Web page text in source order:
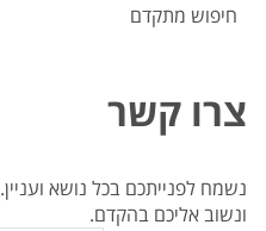
חיפוש מתקדם
מוצגות
צרו קשר
נשמח לפנייתכם בכל נושא ועניין.
ונשוב אליכם בהקדם.